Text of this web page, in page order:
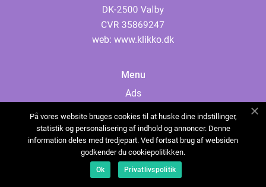
web: www.klikko.dk
Menu
Ads
Cookies
Contact
Sitemap
På vores website bruges cookies til at huske dine indstillinger,
statistik og personalisering af indhold og annoncer. Denne
information deles med tredjepart. Ved fortsat brug af websiden
godkender du cookiepolitikken.
Ok Privatlivspolitik